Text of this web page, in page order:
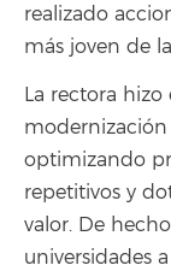
realizado
más joven de
La rectora hizo
optimizando
repetitivos y
valor. De
universidades